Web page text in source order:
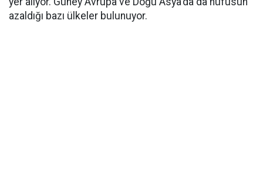
azaldığı bazı ülkeler bulunuyor.